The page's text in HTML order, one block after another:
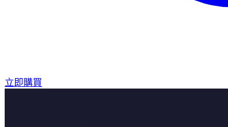
立即購買